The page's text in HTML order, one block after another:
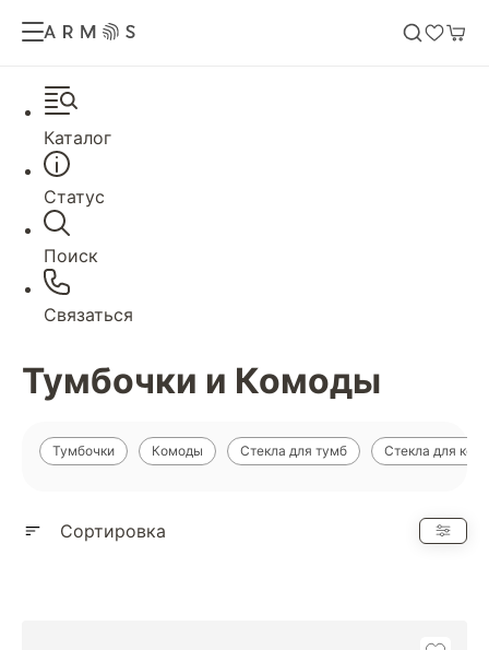
Каталог
Статус
Поиск
Связаться
Тумбочки и Комоды
Тумбочки Комоды Стекла для тумб Стекла для
Сортировка